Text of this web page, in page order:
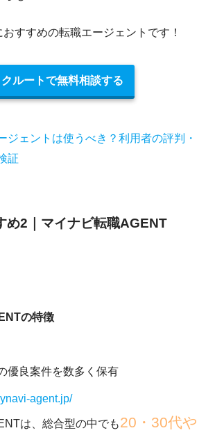
すすめの転職エージェントです！
クルートで無料相談する
ジェントは使うべき？利用者の評判・
証
め2｜マイナビ転職AGENT
の特徴
優良案件を数多く保有
agent.jp/
は、総合型の中でも20・30代や